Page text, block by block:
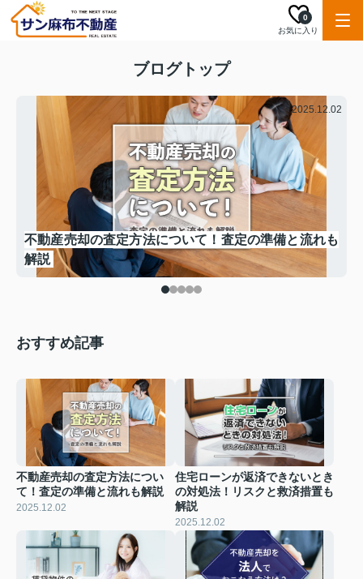
お気に入り
0
ブログトップ
2025.12.02
不動産売却の査定方法について！査定の準備と流れも
解説
おすすめ記事
不動産売却の査定方法につい
て！査定の準備と流れも解説
2025.12.02
住宅ローンが返済できないとき
の対処法！リスクと救済措置も
解説
2025.12.02